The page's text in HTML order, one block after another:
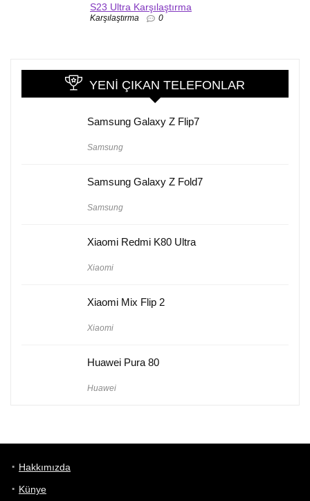
S23 Ultra Karşılaştırma
Karşılaştırma 0
YENI ÇIKAN TELEFONLAR
Samsung Galaxy Z Flip7
Samsung
Samsung Galaxy Z Fold7
Samsung
Xiaomi Redmi K80 Ultra
Xiaomi
Xiaomi Mix Flip 2
Xiaomi
Huawei Pura 80
Huawei
Hakkımızda
Künye